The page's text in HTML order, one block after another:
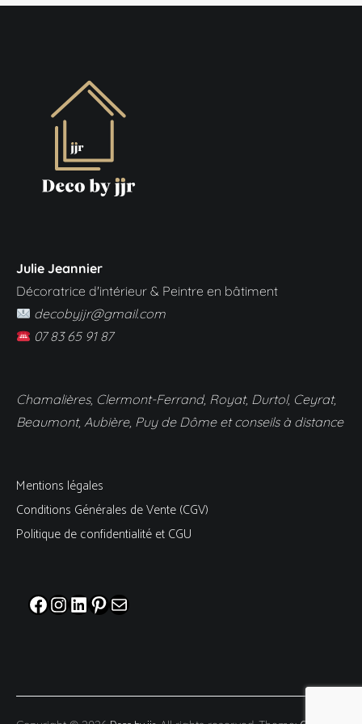
Julie Jeannier
Décoratrice d'intérieur & Peintre en bâtiment
decobyjjr@gmail.com
07 83 65 91 87
Chamalières, Clermont-Ferrand, Royat, Durtol, Ceyrat,
Beaumont, Aubière, Puy de Dôme et conseils à distance
Mentions légales
Conditions Générales de Vente (CGV)
Politique de confidentialité et CGU
Facebook
Instagram
LinkedIn
Pinterest